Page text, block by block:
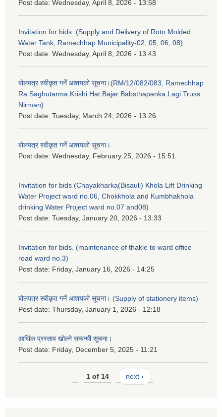
Post date: Wednesday, April 8, 2026 - 13:58
Invitation for bids. (Supply and Delivery of Roto Molded
Water Tank, Ramechhap Municipality-02, 05, 06, 08)
Post date: Wednesday, April 8, 2026 - 13:43
बोलपत्र स्वीकृत गर्ने आशयको सूचना।(RM/12/082/083, Ramechhap
Ra Saghutarma Krishi Hat Bajar Babsthapanka Lagi Truss
Nirman)
Post date: Tuesday, March 24, 2026 - 13:26
बोलपत्र स्वीकृत गर्ने आशयको सूचना।
Post date: Wednesday, February 25, 2026 - 15:51
Invitation for bids (Chayakharka(Bisauli) Khola Lift Drinking
Water Project ward no.06, Chokkhola and Kumbhakhola
drinking Water Project ward no.07 and08)
Post date: Tuesday, January 20, 2026 - 13:33
Invitation for bids. (maintenance of thakle to ward office
road ward no.3)
Post date: Friday, January 16, 2026 - 14:25
बोलपत्र स्वीकृत गर्ने आशयको सूचना। (Supply of stationery items)
Post date: Thursday, January 1, 2026 - 12:18
आर्थिक प्रस्ताव खोल्ने सम्बन्धी सूचना।
Post date: Friday, December 5, 2025 - 11:21
1 of 14 next ›